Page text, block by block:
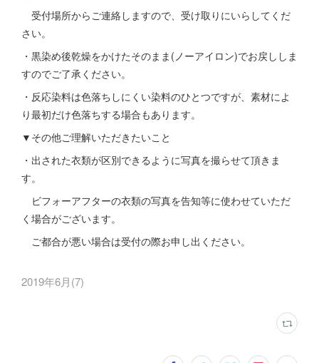
受付場所からご連絡しますので、受け取りにいらしてくだ
さい。
・黒染め後乾燥をかけたそのまま(ノーアイロン)でお戻ししま
すのでご了承ください。
・反応染料は色落ちしにくい染料のひとつですが、素材によ
り最初だけ色落ちする場合もあります。
▼その他ご理解いただきたいこと
・出された衣類が区別できるように写真を撮らせて頂きま
す。
ビフォーアフターの衣類の写真を告知等に使わせていただ
く場合がございます。
ご都合が悪い場合は受付の際お申し出ください。
2019年6月(7)